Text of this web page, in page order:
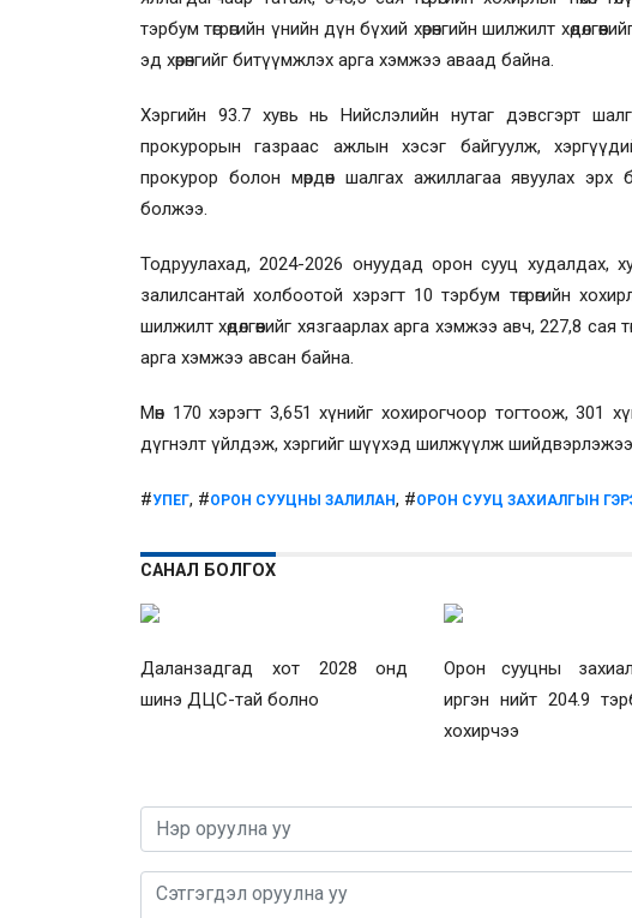
тэрбум төгрөгийн үнийн дүн бүхий хөрөнгийн шилжилт
эд хөрөнгийг битүүмжлэх арга хэмжээ аваад байна.
Хэргийн 93.7 хувь нь Нийслэлийн нутаг дэвсгэрт
прокурорын газраас ажлын хэсэг байгуулж,
прокурор болон мөрдөн шалгах ажиллагаа явуулах эрх
болжээ.
Тодруулахад, 2024-2026 онуудад орон сууц худалдах,
залилсантай холбоотой хэрэгт 10 тэрбум төгрөгийн
шилжилт хөдөлгөөнийг хязгаарлах арга хэмжээ авч, 227,8 сая
арга хэмжээ авсан байна.
Мөн 170 хэрэгт 3,651 хүнийг хохирогчоор тогтоож, 301
дүгнэлт үйлдэж, хэргийг шүүхэд шилжүүлж
#УПЕГ, #ОРОН СУУЦНЫ ЗАЛИЛАН, #ОРОН СУУЦ ЗАХИАЛГЫН
САНАЛ БОЛГОХ
Даланзадгад хот 2028 онд
шинэ ДЦС-тай болно
Орон сууцны
иргэн нийт 204.9
хохирчээ